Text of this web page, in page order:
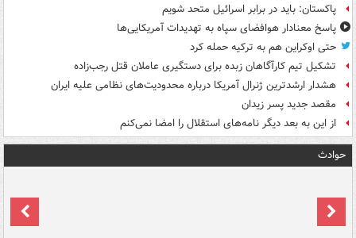
پاکستان: باید در برابر اسرائیل متحد شویم
پاسخ معنادار هوافضای سپاه به تهدیدات آمریکایی‌ها
حتی اوکراین هم به ترکیه حمله کرد
تشکیل تیم کارآگاهان زبده برای دستگیری عاملان قتل رجب‌زاده
هشدار ارشدترین ژنرال آمریکا درباره محدودیت‌های نظامی علیه ایران
مقصد جدید پسر زیدان
از این به بعد دیگر نامه‌های استقلال را امضا نمی‌کنم
حوادث